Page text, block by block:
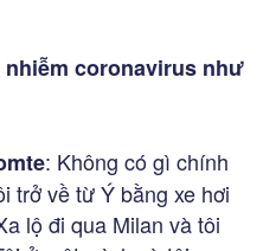
coronavirus như
: Không có gì chính
trở về từ Ý bằng xe hơi
lộ đi qua Milan và tôi